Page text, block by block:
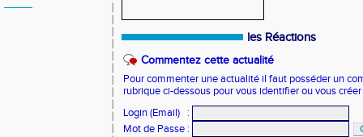
les Réactions
Commentez cette actualité
Pour commenter une actualité il faut posséder un
rubrique ci-dessous pour vous identifier ou vous
Login (Email)
:
Mot de Passe :